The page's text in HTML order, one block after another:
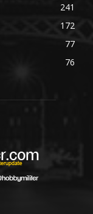
241
172
77
76